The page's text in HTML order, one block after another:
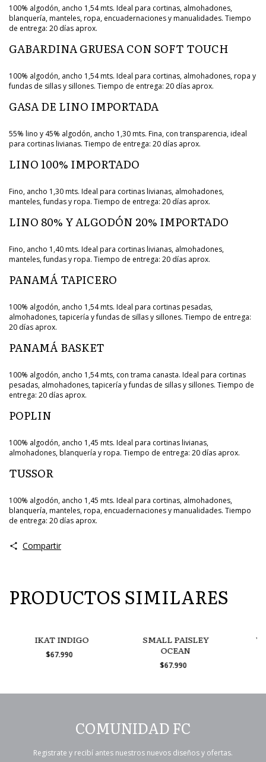
100% algodón, ancho 1,54 mts. Ideal para cortinas, almohadones,
blanquería, manteles, ropa, encuadernaciones y manualidades. Tiempo
de entrega: 20 días aprox.
GABARDINA GRUESA CON SOFT TOUCH
100% algodón, ancho 1,54 mts. Ideal para cortinas, almohadones, ropa y
fundas de sillas y sillones. Tiempo de entrega: 20 días aprox.
GASA DE LINO IMPORTADA
55% lino y 45% algodón, ancho 1,30 mts. Fina, con transparencia, ideal
para cortinas livianas. Tiempo de entrega: 20 días aprox.
LINO 100% IMPORTADO
Fino, ancho 1,30 mts. Ideal para cortinas livianas, almohadones,
manteles, fundas y ropa. Tiempo de entrega: 20 días aprox.
LINO 80% Y ALGODÓN 20% IMPORTADO
Fino, ancho 1,40 mts. Ideal para cortinas livianas, almohadones,
manteles, fundas y ropa. Tiempo de entrega: 20 días aprox.
PANAMÁ TAPICERO
100% algodón, ancho 1,54 mts. Ideal para cortinas pesadas,
almohadones, tapicería y fundas de sillas y sillones. Tiempo de entrega:
20 días aprox.
PANAMÁ BASKET
100% algodón, ancho 1,54 mts, con trama canasta. Ideal para cortinas
pesadas, almohadones, tapicería y fundas de sillas y sillones. Tiempo de
entrega: 20 días aprox.
POPLIN
100% algodón, ancho 1,45 mts. Ideal para cortinas livianas,
almohadones, blanquería y ropa. Tiempo de entrega: 20 días aprox.
TUSSOR
100% algodón, ancho 1,45 mts. Ideal para cortinas, almohadones,
blanquería, manteles, ropa, encuadernaciones y manualidades. Tiempo
de entrega: 20 días aprox.
Compartir
PRODUCTOS SIMILARES
IKAT INDIGO
$67.990
SMALL PAISLEY
OCEAN
$67.990
COMUNIDAD FC
Registrate y recibí antes nuestros nuevos diseños y ofertas.